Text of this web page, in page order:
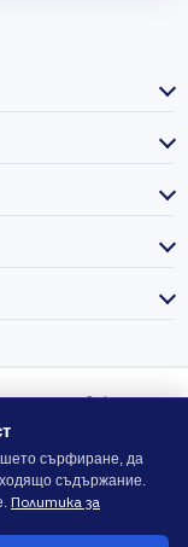
търговско
без ДДС, а ДДС се
когато е
сърфиране, да
съдържание.
Политика за